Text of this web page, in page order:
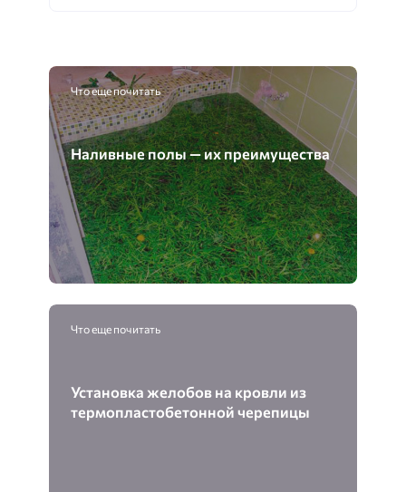
Что еще почитать
Наливные полы — их преимущества
Что еще почитать
Установка желобов на кровли из
термопластобетонной черепицы